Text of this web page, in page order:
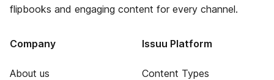
flipbooks and engaging content for every channel.
Company
About us
Issuu Platform
Content Types